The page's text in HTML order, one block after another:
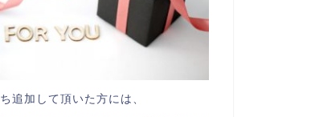
追加して頂いた方には、